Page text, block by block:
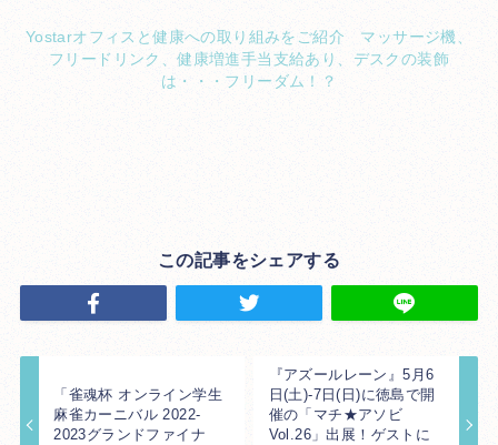
Yostarオフィスと健康への取り組みをご紹介 マッサージ機、
フリードリンク、健康増進手当支給あり、デスクの装飾
は・・・フリーダム！？
この記事をシェアする
「雀魂杯 オンライン学生
麻雀カーニバル 2022-
2023グランドファイナ
『アズールレーン』5月6
日(土)-7日(日)に徳島で開
催の「マチ★アソビ
Vol.26」出展！ゲストに